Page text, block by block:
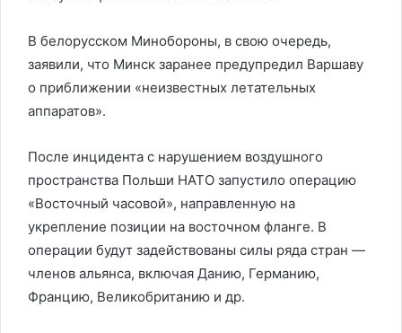
В белорусском Минобороны, в свою очередь,
заявили, что Минск заранее предупредил Варшаву
о приближении «неизвестных летательных
аппаратов».
После инцидента с нарушением воздушного
пространства Польши НАТО запустило операцию
«Восточный часовой», направленную на
укрепление позиции на восточном фланге. В
операции будут задействованы силы ряда стран —
членов альянса, включая Данию, Германию,
Францию, Великобританию и др.